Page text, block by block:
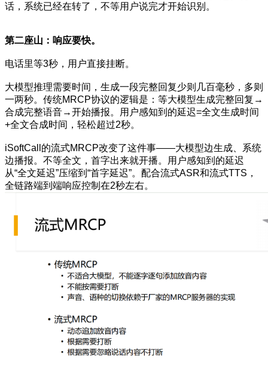
话，系统已经在转了，不等用户说完才开始识别。
第二座山 ：响应要快。
电话里等3秒，用户直接挂断。
大模型推理需要时间，生成一段完整回复少则几百毫秒，多则
一两秒。传统MRCP协议的逻辑是：等大模型生成完整回复→
合成完整语音→开始播报。用户感知到的延迟=全文生成时间
+全文合成时间，轻松超过2秒。
iSoftCall的流式MRCP改变了这件事——大模型边生成、系统
边播报。不等全文，首字出来就开播。用户感知到的延迟
从“全文延迟”压缩到“首字延迟”。配合流式ASR和流式TTS，
全链路端到端响应控制在2秒左右。